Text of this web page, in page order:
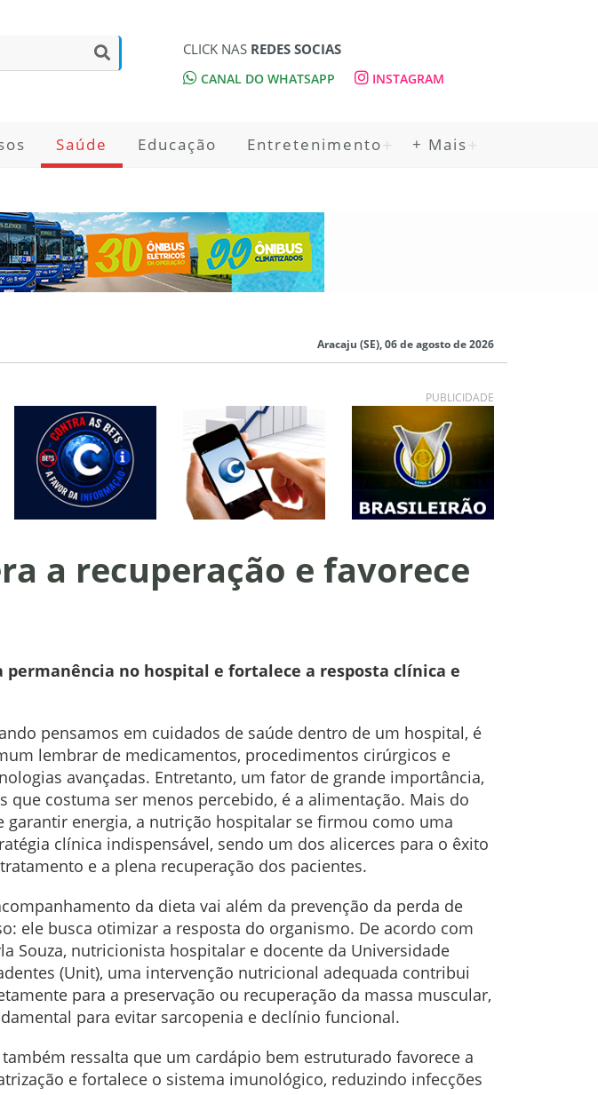
CLICK NAS REDES SOCIAS
CANAL DO WHATSAPP INSTAGRAM
Saúde Educação Entretenimento + Mais
Aracaju (SE), 06 de agosto de 2026
PUBLICIDADE
a recuperação e favorece
no hospital e fortalece a resposta clínica e
pensamos em cuidados de saúde dentro de um hospital, é
lembrar de medicamentos, procedimentos cirúrgicos e
avançadas. Entretanto, um fator de grande importância,
que costuma ser menos percebido, é a alimentação. Mais do
garantir energia, a nutrição hospitalar se firmou como uma
clínica indispensável, sendo um dos alicerces para o êxito
e a plena recuperação dos pacientes.
da dieta vai além da prevenção da perda de
ele busca otimizar a resposta do organismo. De acordo com
Souza, nutricionista hospitalar e docente da Universidade
(Unit), uma intervenção nutricional adequada contribui
para a preservação ou recuperação da massa muscular,
para evitar sarcopenia e declínio funcional.
também ressalta que um cardápio bem estruturado favorece a
e fortalece o sistema imunológico, reduzindo infecções